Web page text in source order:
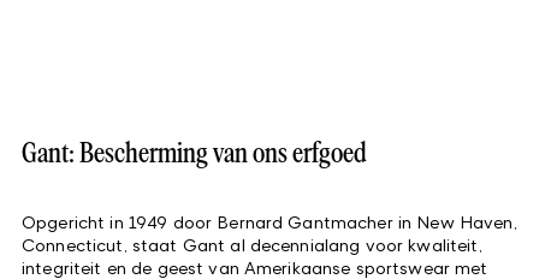
Gant: Bescherming van ons erfgoed
Opgericht in 1949 door Bernard Gantmacher in New Haven,
Connecticut, staat Gant al decennialang voor kwaliteit,
integriteit en de geest van Amerikaanse sportswear met